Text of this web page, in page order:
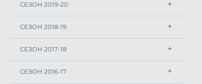
СЕЗОН 2019-20
СЕЗОН 2018-19
СЕЗОН 2017-18
СЕЗОН 2016-17